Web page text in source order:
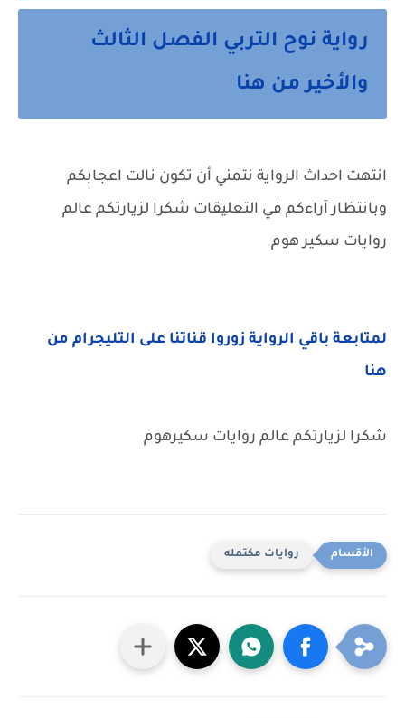
رواية نوح التربي الفصل الثالث
والأخير من هنا
انتهت احداث الرواية نتمني أن تكون نالت اعجابكم
وبانتظار آراءكم في التعليقات شكرا لزيارتكم عالم
روايات سكير هوم
لمتابعة باقي الرواية زوروا قناتنا على التليجرام من
هنا
شكرا لزيارتكم عالم روايات سكيرهوم
روايات مكتمله